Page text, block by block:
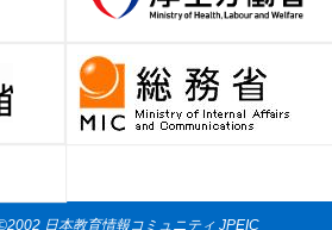
日本教育情報コミュニティJPEIC